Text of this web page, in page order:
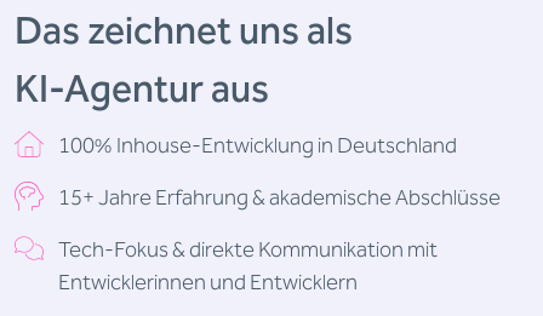
Das zeichnet uns als
KI-Agentur aus
100% Inhouse-Entwicklung in Deutschland
15+ Jahre Erfahrung & akademische Abschlüsse
Tech-Fokus & direkte Kommunikation mit
Entwicklerinnen und Entwicklern